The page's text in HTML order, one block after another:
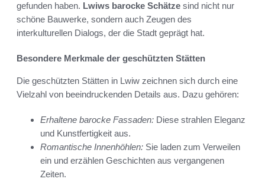
gefunden haben. Lwiws barocke Schätze sind nicht nur
schöne Bauwerke, sondern auch Zeugen des
interkulturellen Dialogs, der die Stadt geprägt hat.
Besondere Merkmale der geschützten Stätten
Die geschützten Stätten in Lwiw zeichnen sich durch eine
Vielzahl von beeindruckenden Details aus. Dazu gehören:
Erhaltene barocke Fassaden: Diese strahlen Eleganz
und Kunstfertigkeit aus.
Romantische Innenhöhlen: Sie laden zum Verweilen
ein und erzählen Geschichten aus vergangenen
Zeiten.